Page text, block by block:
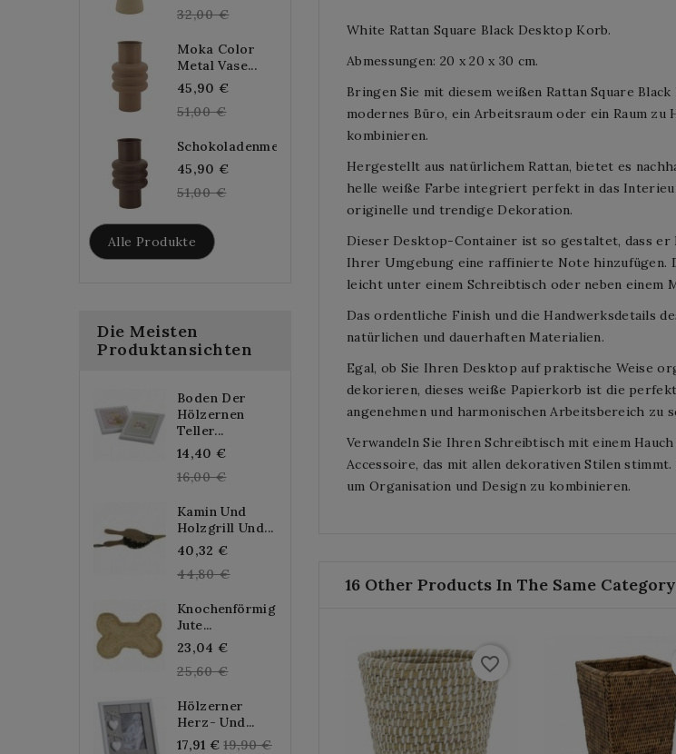
price
32,00 €
Moka Color
Metal Vase...
45,90 €
51,00 €
Schokoladenmetallvase...
45,90 €
51,00 €
Alle Produkte
Die Meisten
Produktansichten
Boden Der
Hölzernen
Teller...
14,40 €
price
16,00 €
Kamin Und
Holzgrill Und...
40,32 €
price
44,80 €
Knochenförmige
Jute...
23,04 €
price
25,60 €
Hölzerner
Herz- Und...
17,91 € Regular
19,90 €
White Rattan Square Black Desktop Korb.
Abmessungen: 20 x 20 x 30 cm.
Bringen Sie mit diesem weißen Rattan Square
modernes Büro, ein Arbeitsraum oder ein Raum
kombinieren.
Hergestellt aus natürlichem Rattan, bietet es
helle weiße Farbe integriert perfekt in das
originelle und trendige Dekoration.
Dieser Desktop-Container ist so gestaltet, dass er
Ihrer Umgebung eine raffinierte Note hinzufügen.
leicht unter einem Schreibtisch oder neben einem
Das ordentliche Finish und die Handwerksdetails
natürlichen und dauerhaften Materialien.
Egal, ob Sie Ihren Desktop auf praktische Weise
dekorieren, dieses weiße Papierkorb ist die
angenehmen und harmonischen Arbeitsbereich zu
Verwandeln Sie Ihren Schreibtisch mit einem
Accessoire, das mit allen dekorativen Stilen
um Organisation und Design zu kombinieren.
16 Other Products In The Same
favorite_border